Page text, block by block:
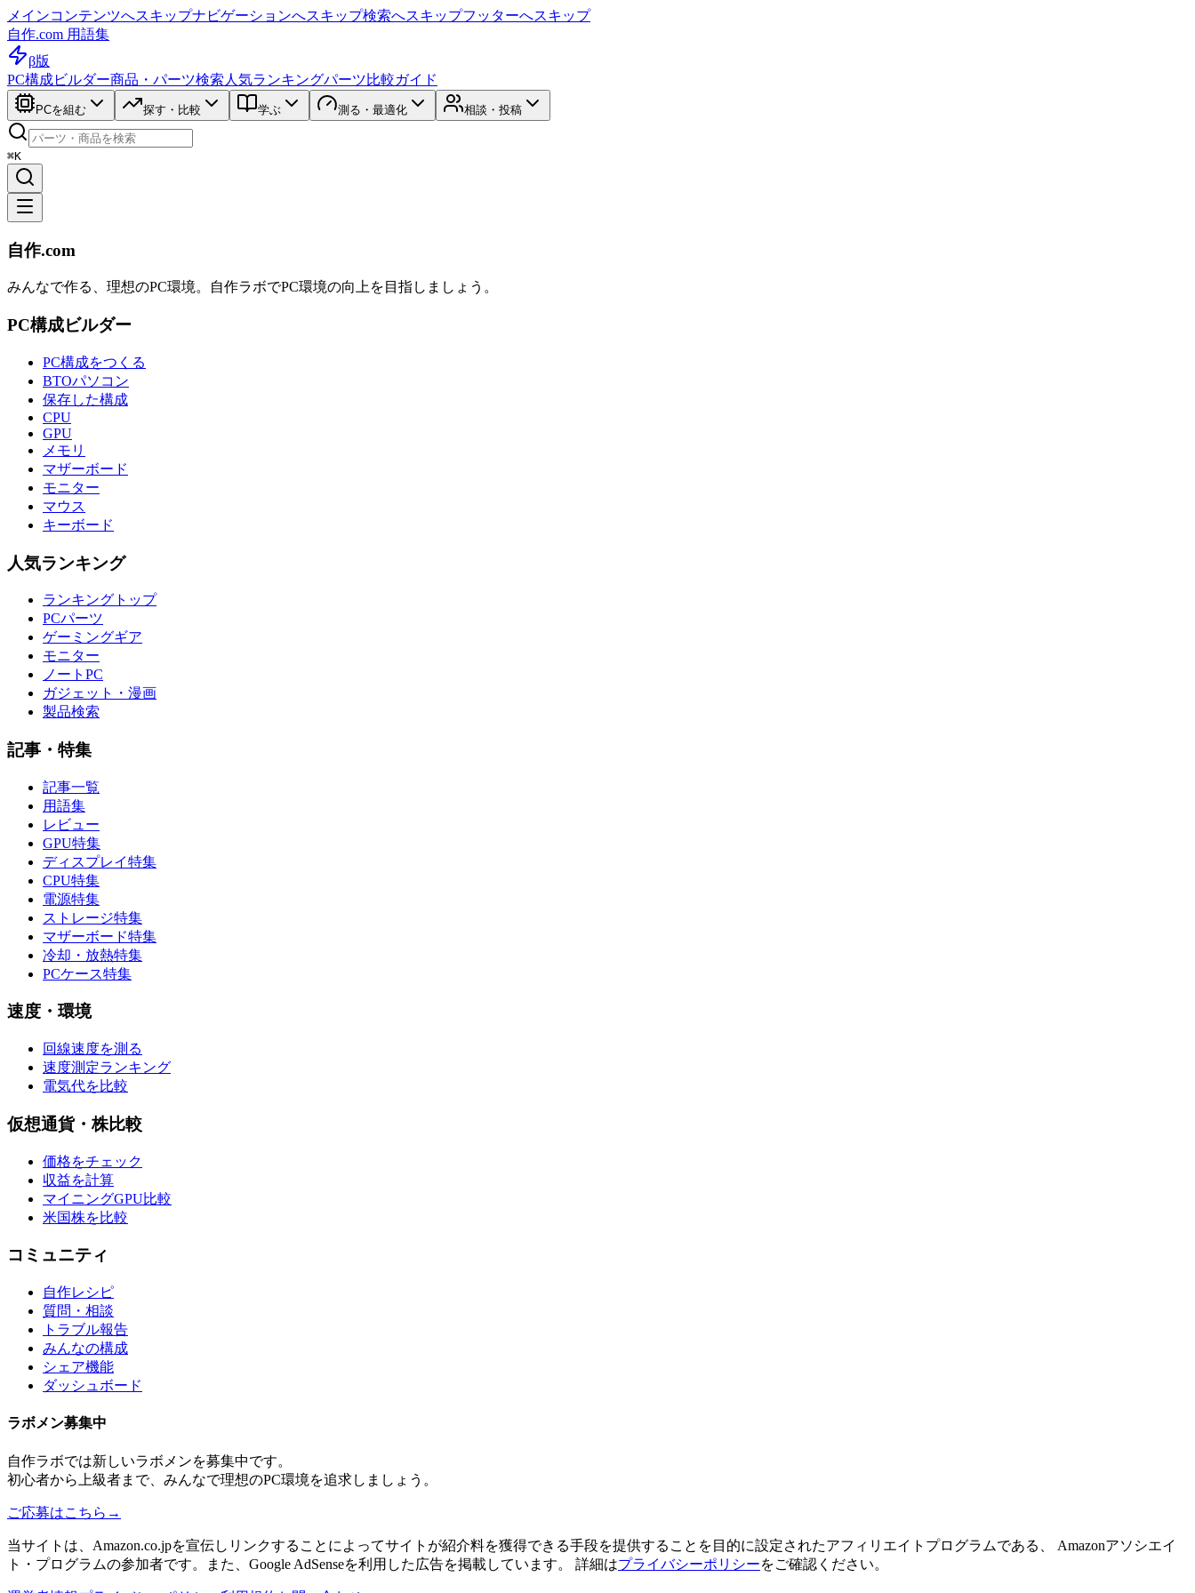
メインコンテンツへスキップナビゲーションへスキップ検索へスキップフッターへスキップ
自作.com 用語集
β版
PC構成ビルダー商品・パーツ検索 人気ランキングパーツ比較ガイド
PCを組む 探す・比較 学ぶ 測る・最適化 相談・投稿
⌘K
自作.com
みんなで作る、理想のPC環境。 自作ラボでPC環境の向上を目指しましょう。
PC構成ビルダー
PC構成をつくる
BTOパソコン
保存した構成
CPU
GPU
メモリ
マザーボード
モニター
マウス
キーボード
人気ランキング
ランキングトップ
PCパーツ
ゲーミングギア
モニター
ノートPC
ガジェット・漫画
製品検索
記事・特集
記事一覧
用語集
レビュー
GPU特集
ディスプレイ特集
CPU特集
電源特集
ストレージ特集
マザーボード特集
冷却・放熱特集
PCケース特集
速度・環境
回線速度を測る
速度測定ランキング
電気代を比較
仮想通貨・株比較
価格をチェック
収益を計算
マイニングGPU比較
米国株を比較
コミュニティ
自作レシピ
質問・相談
トラブル報告
みんなの構成
シェア機能
ダッシュボード
ラボメン募集中
自作ラボでは新しいラボメンを募集中です。
初心者から上級者まで、みんなで理想のPC環境を追求しましょう。
ご応募はこちら →
当サイトは、Amazon.co.jpを宣伝しリンクすることによってサイトが紹介料を獲得できる手段を提供することを目的に設定されたアフィリエイトプログラムである、 Amazonアソシエイ
ト・プログラムの参加者です。また、Google AdSenseを利用した広告を掲載しています。 詳細はプライバシーポリシーをご確認ください。